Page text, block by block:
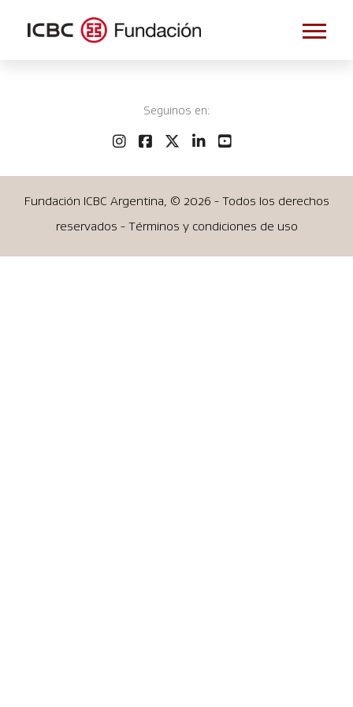
Seguinos en:
Fundación ICBC Argentina, © 2026 - Todos los derechos
reservados - Términos y condiciones de uso